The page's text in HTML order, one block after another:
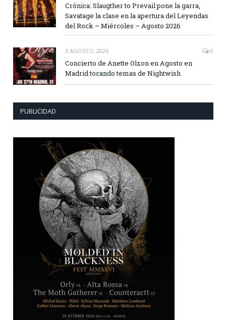
Crónica: Slaugther to Prevail pone la garra,
Savatage la clase en la apertura del Leyendas
del Rock – Miércoles – Agosto 2026
3 AGOSTO, 2026 0
Concierto de Anette Olzon en Agosto en
Madrid tocando temas de Nightwish
PUBLICIDAD